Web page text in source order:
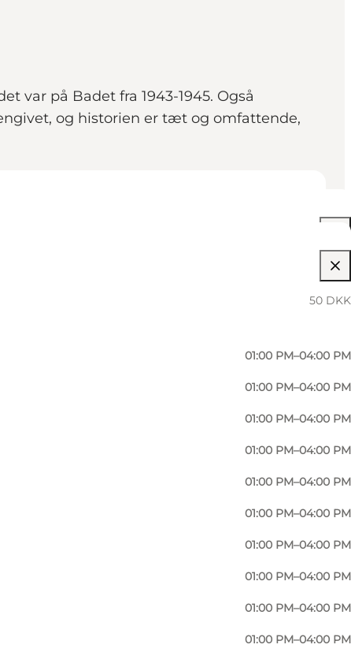
på Badet fra 1943-1945. Også
og historien er tæt og omfattende,
01:00 PM–04:00 PM
01:00 PM–04:00 PM
01:00 PM–04:00 PM
01:00 PM–04:00 PM
01:00 PM–04:00 PM
01:00 PM–04:00 PM
01:00 PM–04:00 PM
01:00 PM–04:00 PM
01:00 PM–04:00 PM
01:00 PM–04:00 PM
50 DKK